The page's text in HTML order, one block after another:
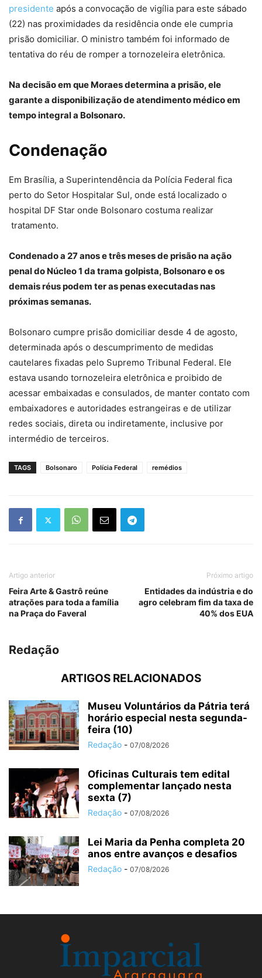
presidente após a convocação de vigília para este sábado
(22) nas proximidades da residência onde ele cumpria
prisão domiciliar. O ministro também foi informado de
tentativa do réu de romper a tornozeleira eletrônica.
Na decisão em que Moraes determina a prisão, ele
garante a disponibilização de atendimento médico em
tempo integral a Bolsonaro.
Condenação
Em Brasília, a Superintendência da Polícia Federal fica
perto do Setor Hospitalar Sul, onde está localizado o
hospital DF Star onde Bolsonaro costuma realizar
tratamento.
Condenado a 27 anos e três meses de prisão na ação
penal do Núcleo 1 da trama golpista, Bolsonaro e os
demais réus podem ter as penas executadas nas
próximas semanas.
Bolsonaro cumpre prisão domiciliar desde 4 de agosto,
determinada após o descumprimento de medidas
cautelares fixadas pelo Supremo Tribunal Federal. Ele
estava usando tornozeleira eletrônica e proibido de
acessar embaixadas e consulados, de manter contato com
embaixadores e autoridades estrangeiras e de utilizar
redes sociais, direta ou indiretamente, inclusive por
intermédio de terceiros.
TAGS Bolsonaro Polícia Federal remédios
Artigo anterior
Feira Arte & Gastrô reúne
atrações para toda a família
na Praça do Faveral
Próximo artigo
Entidades da indústria e do
agro celebram fim da taxa de
40% dos EUA
Redação
ARTIGOS RELACIONADOS
Museu Voluntários da Pátria terá
horário especial nesta segunda-
feira (10)
Redação - 07/08/2026
Oficinas Culturais tem edital
complementar lançado nesta
sexta (7)
Redação - 07/08/2026
Lei Maria da Penha completa 20
anos entre avanços e desafios
Redação - 07/08/2026